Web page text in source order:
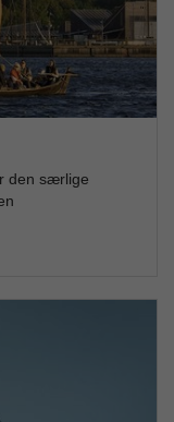
den særlige